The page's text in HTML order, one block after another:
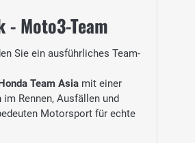
Moto3-Team
Sie ein ausführliches Team-
Team Asia mit einer
Rennen, Ausfällen und
Motorsport für echte